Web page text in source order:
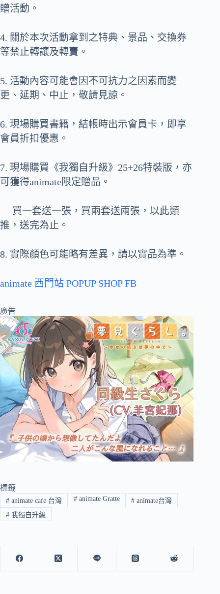
贈活動。
4. 關於本次活動拿到之特典、景品、交換券
等禁止轉讓及轉賣。
5. 活動內容可能會因不可抗力之因素而變
更、延期、中止，敬請見諒。
6. 現場購買書籍，結帳時出示會員卡，即享
會員折扣優惠。
7. 現場購買《我獨自升級》25+26特裝版，亦
可獲得animate限定贈品。
買一套送一張，買兩套送兩張，以此類
推，送完為止。
8. 實際顏色可能略有差異，請以實品為準。
animate 西門站 POPUP SHOP FB
廣告
標籤
#animate cafe 台灣 #animate Gratte # animate台灣
#我獨自升級